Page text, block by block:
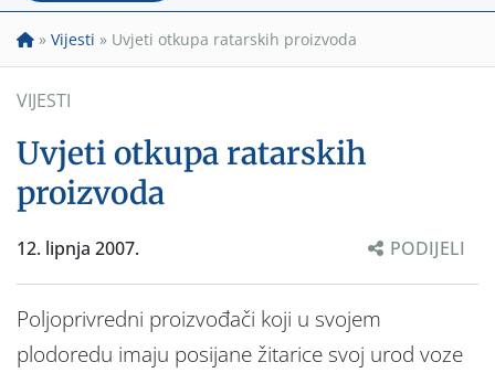
» Vijesti » Uvjeti otkupa ratarskih proizvoda
VIJESTI
Uvjeti otkupa ratarskih
proizvoda
12. lipnja 2007. PODIJELI
Poljoprivredni proizvođači koji u svojem
plodoredu imaju posijane žitarice svoj urod voze